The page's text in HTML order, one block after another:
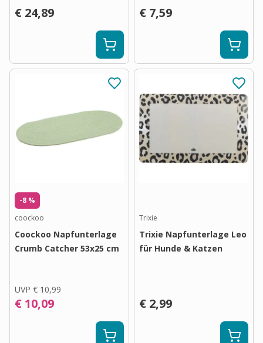
€ 24,89 € 7,59
-8 %
coockoo
Coockoo Napfunterlage
Crumb Catcher 53x25 cm
UVP € 10,99
€ 10,09
Trixie
Trixie Napfunterlage Leo
für Hunde & Katzen
€ 2,99